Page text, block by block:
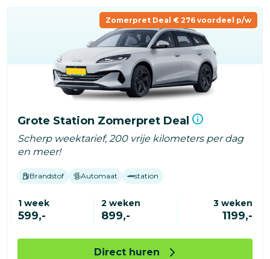
Zomerpret Deal € 276 voordeel p/w
Grote Station Zomerpret Deal
Scherp weektarief, 200 vrije kilometers per dag
en meer!
Brandstof Automaat station
1 week
599,-
2 weken
899,-
3 weken
1199,-
Direct huren